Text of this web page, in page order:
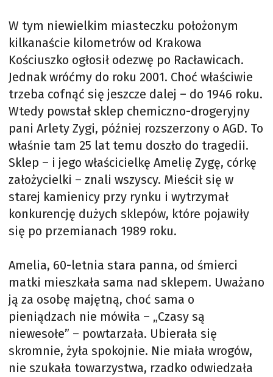
W tym niewielkim miasteczku położonym
kilkanaście kilometrów od Krakowa
Kościuszko ogłosił odezwę po Racławicach.
Jednak wróćmy do roku 2001. Choć właściwie
trzeba cofnąć się jeszcze dalej – do 1946 roku.
Wtedy powstał sklep chemiczno-drogeryjny
pani Arlety Zygi, później rozszerzony o AGD. To
właśnie tam 25 lat temu doszło do tragedii.
Sklep – i jego właścicielkę Amelię Zygę, córkę
założycielki – znali wszyscy. Mieścił się w
starej kamienicy przy rynku i wytrzymał
konkurencję dużych sklepów, które pojawiły
się po przemianach 1989 roku.
Amelia, 60-letnia stara panna, od śmierci
matki mieszkała sama nad sklepem. Uważano
ją za osobę majętną, choć sama o
pieniądzach nie mówiła – „Czasy są
niewesołe” – powtarzała. Ubierała się
skromnie, żyła spokojnie. Nie miała wrogów,
nie szukała towarzystwa, rzadko odwiedzała